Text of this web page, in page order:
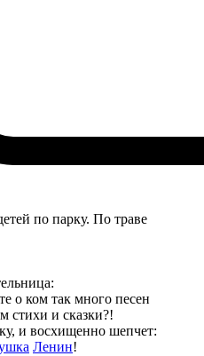
по парку. По траве
о ком так много песен
стихи и сказки?!
и восхищенно шепчет:
Ленин!